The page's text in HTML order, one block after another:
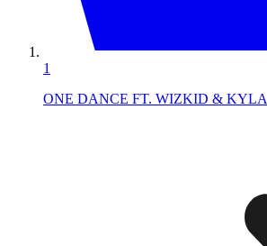
1
ONE DANCE FT. WIZKID & KYLA